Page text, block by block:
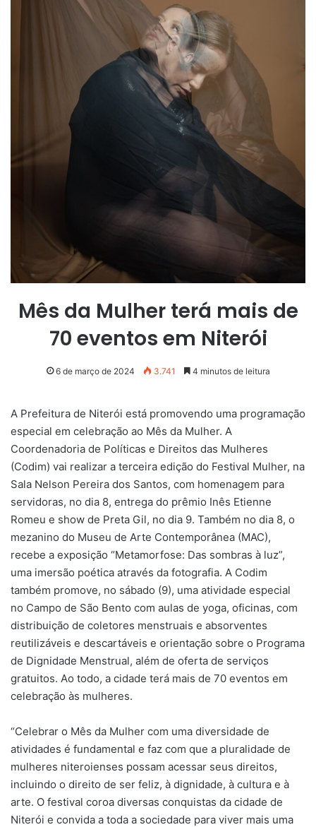
Mês da Mulher terá mais de
70 eventos em Niterói
6 de março de 2024 3.741 4 minutos de leitura
A Prefeitura de Niterói está promovendo uma programação
especial em celebração ao Mês da Mulher. A
Coordenadoria de Políticas e Direitos das Mulheres
(Codim) vai realizar a terceira edição do Festival Mulher, na
Sala Nelson Pereira dos Santos, com homenagem para
servidoras, no dia 8, entrega do prêmio Inês Etienne
Romeu e show de Preta Gil, no dia 9. Também no dia 8, o
mezanino do Museu de Arte Contemporânea (MAC),
recebe a exposição “Metamorfose: Das sombras à luz”,
uma imersão poética através da fotografia. A Codim
também promove, no sábado (9), uma atividade especial
no Campo de São Bento com aulas de yoga, oficinas, com
distribuição de coletores menstruais e absorventes
reutilizáveis e descartáveis e orientação sobre o Programa
de Dignidade Menstrual, além de oferta de serviços
gratuitos. Ao todo, a cidade terá mais de 70 eventos em
celebração às mulheres.
“Celebrar o Mês da Mulher com uma diversidade de
atividades é fundamental e faz com que a pluralidade de
mulheres niteroienses possam acessar seus direitos,
incluindo o direito de ser feliz, à dignidade, à cultura e à
arte. O festival coroa diversas conquistas da cidade de
Niterói e convida a toda a sociedade para viver mais uma